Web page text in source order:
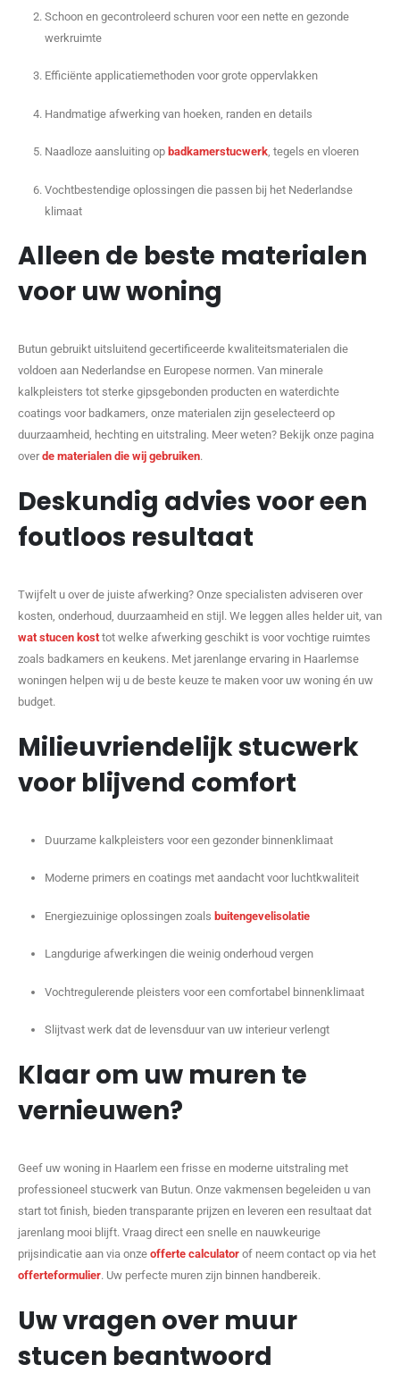
Schoon en gecontroleerd schuren voor een nette en gezonde
werkruimte
Efficiënte applicatiemethoden voor grote oppervlakken
Handmatige afwerking van hoeken, randen en details
Naadloze aansluiting op badkamerstucwerk, tegels en vloeren
Vochtbestendige oplossingen die passen bij het Nederlandse
klimaat
Alleen de beste materialen
voor uw woning
Butun gebruikt uitsluitend gecertificeerde kwaliteitsmaterialen die
voldoen aan Nederlandse en Europese normen. Van minerale
kalkpleisters tot sterke gipsgebonden producten en waterdichte
coatings voor badkamers, onze materialen zijn geselecteerd op
duurzaamheid, hechting en uitstraling. Meer weten? Bekijk onze pagina
overde materialen die wij gebruiken.
Deskundig advies voor een
foutloos resultaat
Twijfelt u over de juiste afwerking? Onze specialisten adviseren over
kosten, onderhoud, duurzaamheid en stijl. We leggen alles helder uit, van
wat stucen kosttot welke afwerking geschikt is voor vochtige ruimtes
zoals badkamers en keukens. Met jarenlange ervaring in Haarlemse
woningen helpen wij u de beste keuze te maken voor uw woning én uw
budget.
Milieuvriendelijk stucwerk
voor blijvend comfort
Duurzame kalkpleisters voor een gezonder binnenklimaat
Moderne primers en coatings met aandacht voor luchtkwaliteit
Energiezuinige oplossingen zoals buitengevelisolatie
Langdurige afwerkingen die weinig onderhoud vergen
Vochtregulerende pleisters voor een comfortabel binnenklimaat
Slijtvast werk dat de levensduur van uw interieur verlengt
Klaar om uw muren te
vernieuwen?
Geef uw woning in Haarlem een frisse en moderne uitstraling met
professioneel stucwerk van Butun. Onze vakmensen begeleiden u van
start tot finish, bieden transparante prijzen en leveren een resultaat dat
jarenlang mooi blijft. Vraag direct een snelle en nauwkeurige
prijsindicatie aan via onze offerte calculator of neem contact op via het
offerteformulier. Uw perfecte muren zijn binnen handbereik.
Uw vragen over muur
stucen beantwoord